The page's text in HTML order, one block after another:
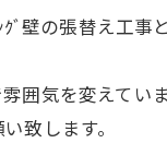
ﾞ壁の張替え工
囲気を変えていま
致します。